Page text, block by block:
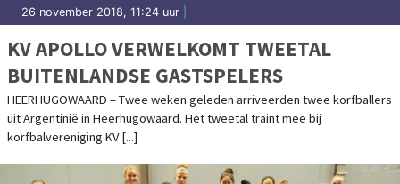
26 november 2018, 11:24 uur
KV APOLLO VERWELKOMT TWEETAL
BUITENLANDSE GASTSPELERS
HEERHUGOWAARD – Twee weken geleden arriveerden twee korfballers
uit Argentinië in Heerhugowaard. Het tweetal traint mee bij
korfbalvereniging KV [...]